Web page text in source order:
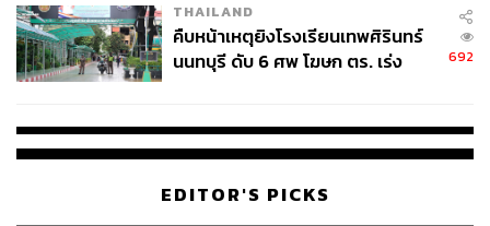
THAILAND
คืบหน้าเหตุยิงโรงเรียนเทพศิรินทร์
นนทบุรี ดับ 6 ศพ โฆษก ตร. เร่ง
692
EDITOR'S PICKS